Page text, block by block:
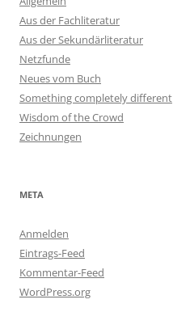
Aus der Fachliteratur
Aus der Sekundärliteratur
Netzfunde
Neues vom Buch
Something completely different
Wisdom of the Crowd
Zeichnungen
META
Anmelden
Eintrags-Feed
Kommentar-Feed
WordPress.org